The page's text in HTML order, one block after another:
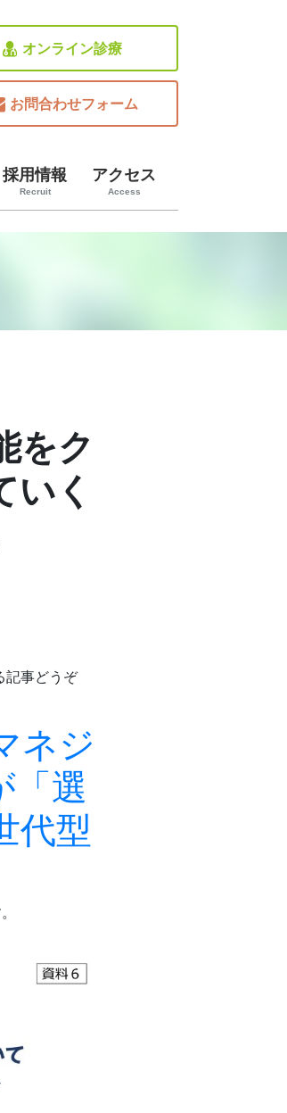
オンライン診療
お問合わせフォーム
採用情報
Recruit
アクセス
Access
をク
いく
記事どうぞ
ネジ
「選
代型